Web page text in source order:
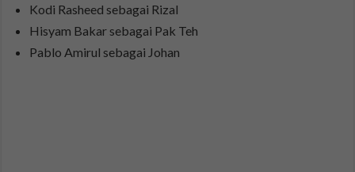
Kodi Rasheed sebagai Rizal
Hisyam Bakar sebagai Pak Teh
Pablo Amirul sebagai Johan